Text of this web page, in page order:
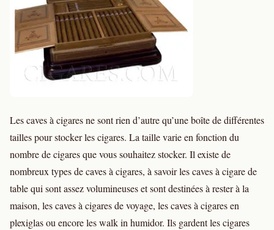
Les caves à cigares ne sont rien d’autre qu’une boîte de différentes
tailles pour stocker les cigares. La taille varie en fonction du
nombre de cigares que vous souhaitez stocker. Il existe de
nombreux types de caves à cigares, à savoir les caves à cigare de
table qui sont assez volumineuses et sont destinées à rester à la
maison, les caves à cigares de voyage, les caves à cigares en
plexiglas ou encore les walk in humidor. Ils gardent les cigares